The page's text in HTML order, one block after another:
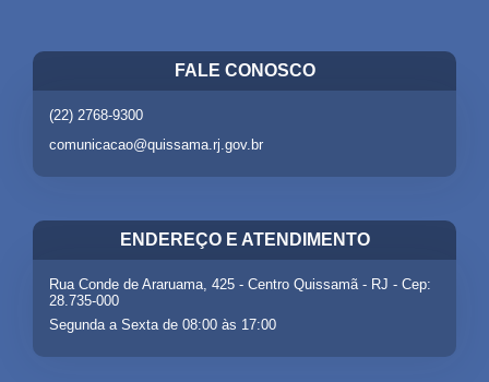
FALE CONOSCO
(22) 2768-9300
comunicacao@quissama.rj.gov.br
ENDEREÇO E ATENDIMENTO
Rua Conde de Araruama, 425 - Centro Quissamã - RJ - Cep:
28.735-000
Segunda a Sexta de 08:00 às 17:00